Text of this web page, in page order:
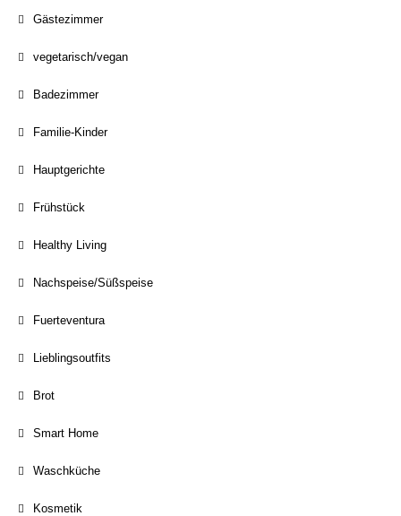
Gästezimmer
vegetarisch/vegan
Badezimmer
Familie-Kinder
Hauptgerichte
Frühstück
Healthy Living
Nachspeise/Süßspeise
Fuerteventura
Lieblingsoutfits
Brot
Smart Home
Waschküche
Kosmetik